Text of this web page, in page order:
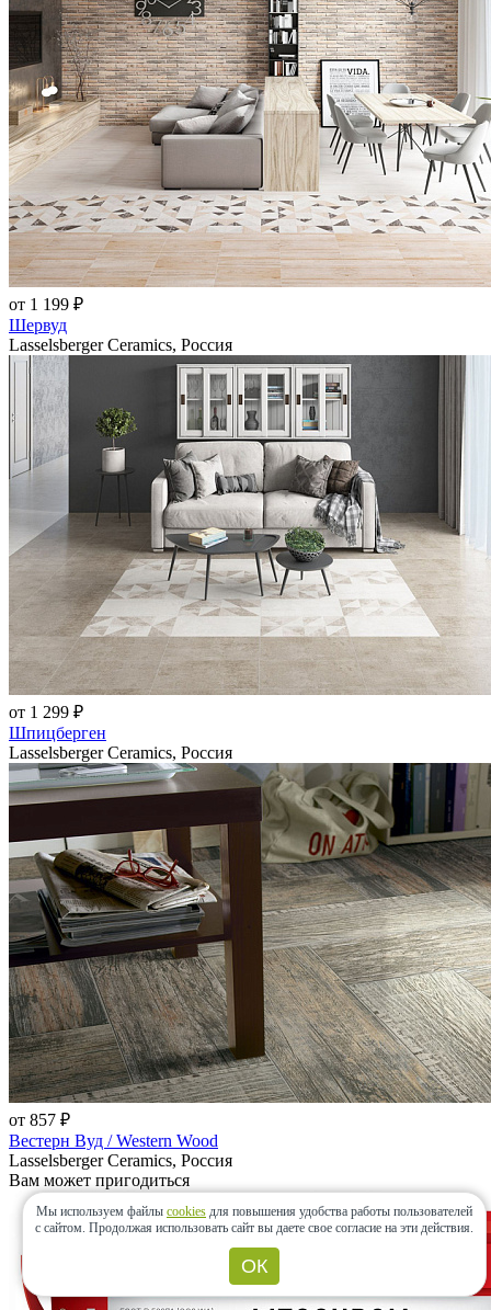
от 1 199 ₽
Шервуд
Lasselsberger Ceramics, Россия
от 1 299 ₽
Шпицберген
Lasselsberger Ceramics, Россия
от 857 ₽
Вестерн Вуд / Western Wood
Lasselsberger Ceramics, Россия
Вам может пригодиться
Мы используем файлы cookies для повышения удобства работы пользователей
с сайтом. Продолжая использовать сайт вы даете свое согласие на эти действия.
ОК